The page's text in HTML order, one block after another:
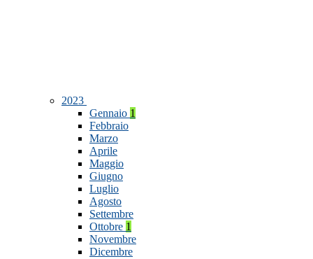
2023
Gennaio 1
Febbraio
Marzo
Aprile
Maggio
Giugno
Luglio
Agosto
Settembre
Ottobre 1
Novembre
Dicembre